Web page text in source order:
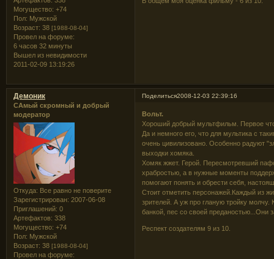
Могущество: +74
Пол: Мужской
Возраст: 38 [1988-08-04]
Провел на форуме:
6 часов 32 минуты
Вышел из невидимости
2011-02-09 13:19:26
Поделиться2008-12-03 22:39:16
Демоник
САмый скромный и добрый
модератор
Откуда: Все равно не поверите
Зарегистрирован: 2007-06-08
Приглашений: 0
Артефактов: 338
Могущество: +74
Пол: Мужской
Возраст: 38 [1988-08-04]
Провел на форуме:
Вольт.
Хороший добрый мультфильм. Первое
Да и немного его, что для мультика с
очень цивилизовано. Особенно радуют
выходки хомяка.
Хомяк жжет. Герой. Пересмотревший
храбростью, а в нужные моменты
помогают понять и обрести себя,
Стоит отметить персонажей.Каждый из
зрителей. А уж про гланую тройку
банкой, пес со своей преданостью...Они
Респект создателям 9 из 10.